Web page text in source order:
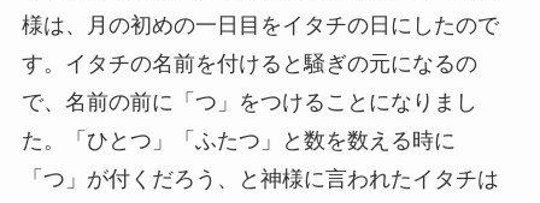
様は、月の初めの一日目をイタチの日にしたので
す。イタチの名前を付けると騒ぎの元になるの
で、名前の前に「つ」をつけることになりまし
た。「ひとつ」「ふたつ」と数を数える時に
「つ」が付くだろう、と神様に言われたイタチは